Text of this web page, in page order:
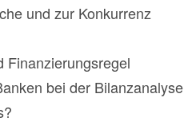
und zur Konkurrenz
Finanzierungsregel
bei der Bilanzanalyse